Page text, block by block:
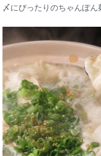
〆にぴったりのちゃんぽん